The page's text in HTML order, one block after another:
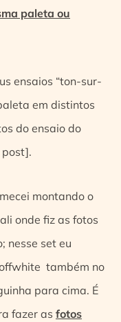
paleta ou
ensaios “ton-sur-
em distintos
do ensaio do
post].
montando o
onde fiz as fotos
nesse set eu
também no
para cima. É
fazer as fotos